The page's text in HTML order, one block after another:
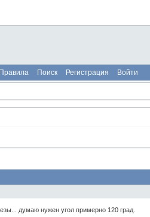
Правила Поиск Регистрация Войти
думаю нужен угол примерно 120 град.